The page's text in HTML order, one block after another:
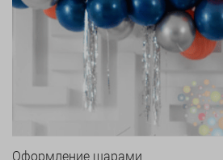
Оформление шарами